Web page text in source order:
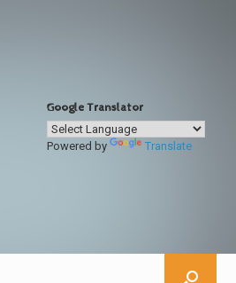
Google Translator
Powered by Translate